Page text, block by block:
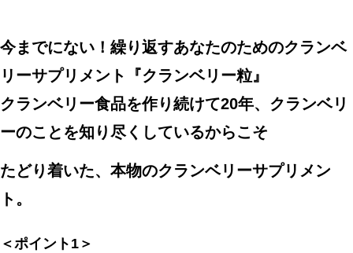
今までにない！繰り返すあなたのためのクランベ
リーサプリメント『クランベリー粒』
クランベリー食品を作り続けて20年、クランベリ
ーのことを知り尽くしているからこそ
たどり着いた、本物のクランベリーサプリメン
ト。
＜ポイント1＞